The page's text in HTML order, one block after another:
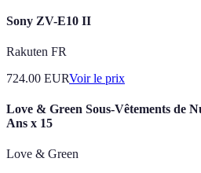
Sony ZV-E10 II
Rakuten FR
724.00 EURVoir le prix
Love & Green Sous-Vêtements de
Ans x 15
Love & Green